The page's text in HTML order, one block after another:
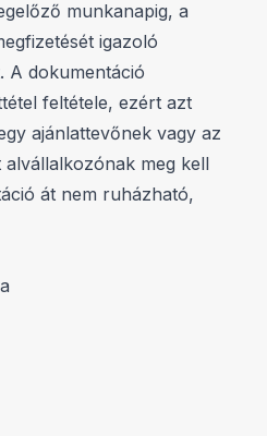
munkanapig, a
igazoló
A dokumentáció
feltétele, ezért azt
ajánlattevőnek vagy az
meg kell
át nem ruházható,